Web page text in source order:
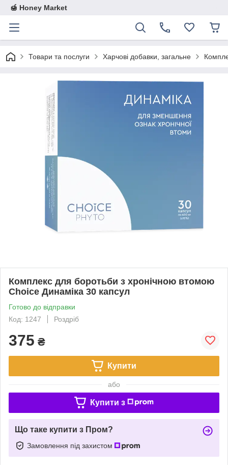
🍯 Honey Market
Товари та послуги Харчові добавки, загальне
Комплекс для боротьби з хронічною втомою
Choice Динаміка 30 капсул
Готово до відправки
Код: 1247
Роздріб
375 ₴
Купити
або
Купити з
Що таке купити з Пром?
Замовлення під захистом